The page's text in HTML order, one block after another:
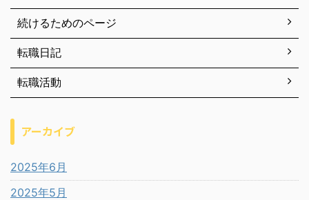
続けるためのページ
転職日記
転職活動
アーカイブ
2025年6月
2025年5月